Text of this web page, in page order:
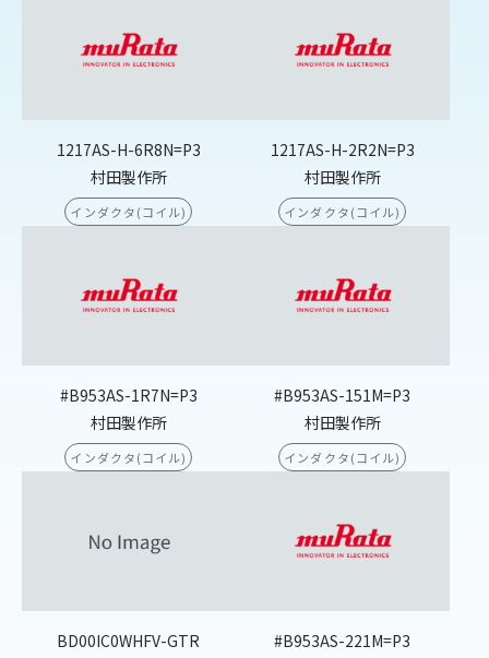
1217AS-H-6R8N=P3
村田製作所
インダクタ(コイル)
1217AS-H-2R2N=P3
村田製作所
インダクタ(コイル)
#B953AS-1R7N=P3
村田製作所
インダクタ(コイル)
#B953AS-151M=P3
村田製作所
インダクタ(コイル)
BD00IC0WHFV-GTR
#B953AS-221M=P3